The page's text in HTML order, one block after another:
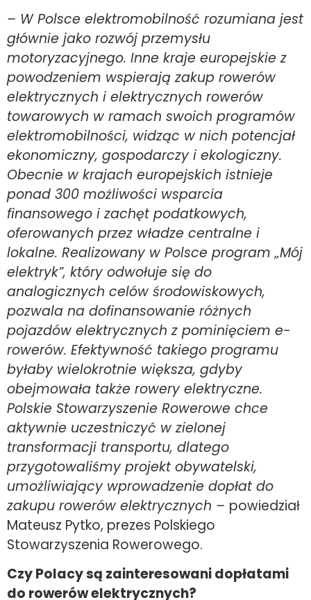
– W Polsce elektromobilność rozumiana jest
głównie jako rozwój przemysłu
motoryzacyjnego. Inne kraje europejskie z
powodzeniem wspierają zakup rowerów
elektrycznych i elektrycznych rowerów
towarowych w ramach swoich programów
elektromobilności, widząc w nich potencjał
ekonomiczny, gospodarczy i ekologiczny.
Obecnie w krajach europejskich istnieje
ponad 300 możliwości wsparcia
finansowego i zachęt podatkowych,
oferowanych przez władze centralne i
lokalne. Realizowany w Polsce program „Mój
elektryk”, który odwołuje się do
analogicznych celów środowiskowych,
pozwala na dofinansowanie różnych
pojazdów elektrycznych z pominięciem e-
rowerów. Efektywność takiego programu
byłaby wielokrotnie większa, gdyby
obejmowała także rowery elektryczne.
Polskie Stowarzyszenie Rowerowe chce
aktywnie uczestniczyć w zielonej
transformacji transportu, dlatego
przygotowaliśmy projekt obywatelski,
umożliwiający wprowadzenie dopłat do
zakupu rowerów elektrycznych – powiedział
Mateusz Pytko, prezes Polskiego
Stowarzyszenia Rowerowego.
Czy Polacy są zainteresowani dopłatami
do rowerów elektrycznych?